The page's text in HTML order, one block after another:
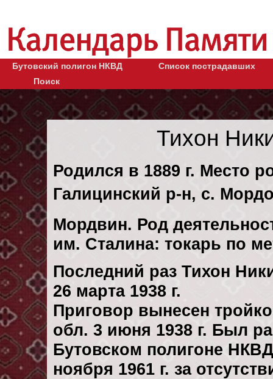
Бутовский полигон НКВД
Список пострадавших
Поиск
Тихон
Родился в 1889 г. Место
Галицинский р-н, с.
Мордвин. Род
им. Сталина: токарь по
Последний раз Тихон
26 марта 1938 г.
Приговор вынесен
обл. 3 июня 1938 г. Был
Бутовском полигоне
ноября 1961 г. за